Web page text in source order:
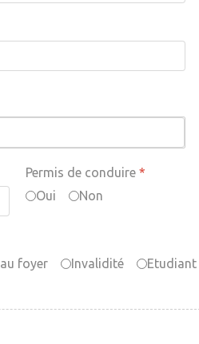
Permis de conduire *
Oui
Non
foyer Invalidité Etudiant